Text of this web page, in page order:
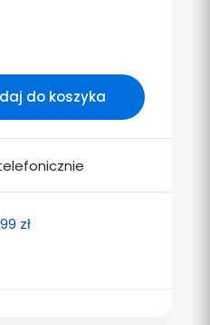
do koszyka
zł